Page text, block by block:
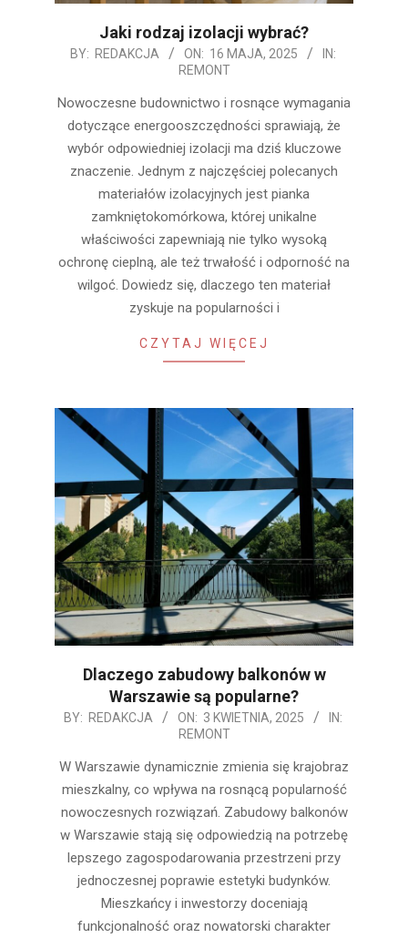
Jaki rodzaj izolacji wybrać?
2025-
16
BY: REDAKCJA ON: 16 MAJA, 2025
IN:
REMONT
Nowoczesne budownictwo i rosnące wymagania
dotyczące energooszczędności sprawiają, że
wybór odpowiedniej izolacji ma dziś kluczowe
znaczenie. Jednym z najczęściej polecanych
materiałów izolacyjnych jest pianka
zamkniętokomórkowa, której unikalne
właściwości zapewniają nie tylko wysoką
ochronę cieplną, ale też trwałość i odporność na
wilgoć. Dowiedz się, dlaczego ten materiał
zyskuje na popularności i
CZYTAJ WIĘCEJ
Dlaczego zabudowy balkonów w
Warszawie są popularne?
2025-
03
BY: REDAKCJA ON: 3 KWIETNIA, 2025
IN:
REMONT
W Warszawie dynamicznie zmienia się krajobraz
mieszkalny, co wpływa na rosnącą popularność
nowoczesnych rozwiązań. Zabudowy balkonów
w Warszawie stają się odpowiedzią na potrzebę
lepszego zagospodarowania przestrzeni przy
jednoczesnej poprawie estetyki budynków.
Mieszkańcy i inwestorzy doceniają
funkcjonalność oraz nowatorski charakter